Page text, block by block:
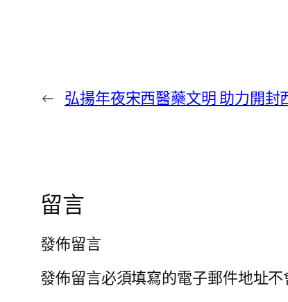
← 弘揚年夜宋西醫藥文明 助力開
留言
發佈留言
發佈留言必須填寫的電子郵件地址不